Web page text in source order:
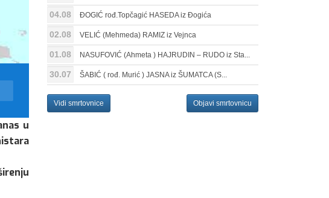
u
04.08 ĐOGIĆ rođ.Topčagić HASEDA iz Đogića
02.08 VELIĆ (Mehmeda) RAMIZ iz Vejnca
01.08 NASUFOVIĆ (Ahmeta ) HAJRUDIN – RUDO iz Sta...
30.07 ŠABIĆ ( rođ. Murić ) JASNA iz ŠUMATCA (S...
Vidi smrtovnice Objavi smrtovnicu